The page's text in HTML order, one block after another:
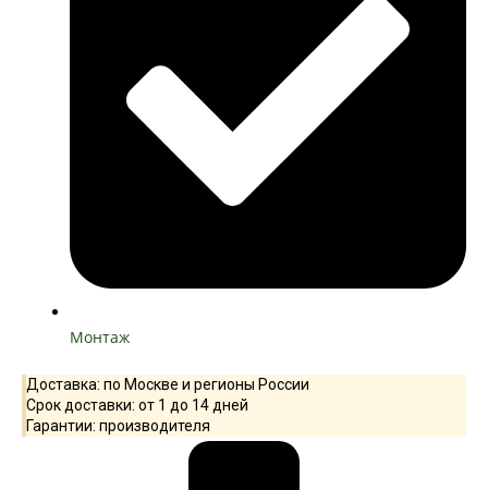
Монтаж
Доставка: по Москве и регионы России
Срок доставки: от 1 до 14 дней
Гарантии: производителя